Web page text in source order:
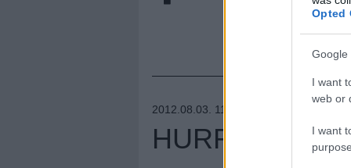
Opted
Google
I want
web or
I want
2012.08.03. 11:05 –
HURRICANE -